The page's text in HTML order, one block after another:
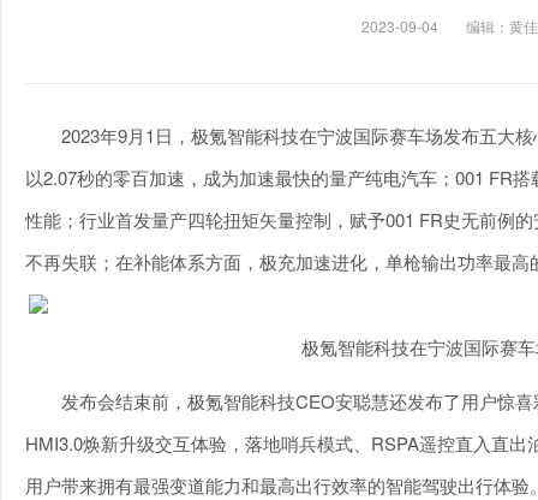
2023-09-04 编辑：黄佳
2023年9月1日，极氪智能科技在宁波国际赛车场发布五
以2.07秒的零百加速，成为加速最快的量产纯电汽车；001 FR
性能；行业首发量产四轮扭矩矢量控制，赋予001 FR史无前例
不再失联；在补能体系方面，极充加速进化，单枪输出功率最
极氪智能科技在宁波国际赛
发布会结束前，极氪智能科技CEO安聪慧还发布了用户惊
HMI3.0焕新升级交互体验，落地哨兵模式、RSPA遥控直入直
用户带来拥有最强变道能力和最高出行效率的智能驾驶出行体验